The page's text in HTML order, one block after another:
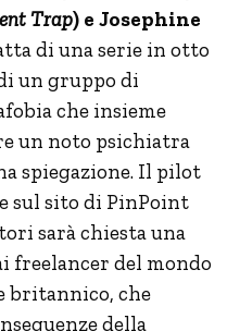
Trap) e Josephine
di una serie in otto
un gruppo di
che insieme
un noto psichiatra
spiegazione. Il pilot
sul sito di PinPoint
sarà chiesta una
freelancer del mondo
britannico, che
della